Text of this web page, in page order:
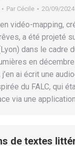
Par Cécile 20/09/2024
vidéo-mapping,
a été projeté
dans le cadre
en
ai écrit une
du FALC, qui
via une
de textes